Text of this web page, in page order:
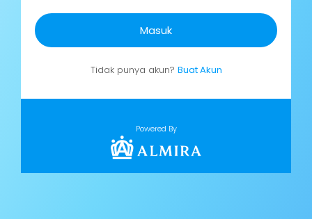
Masuk
Tidak punya akun? Buat Akun
Powered By